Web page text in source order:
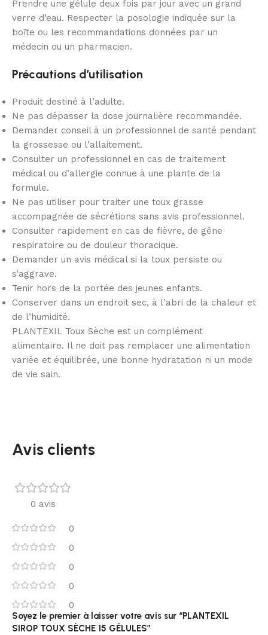
Prendre une gélule deux fois par jour avec un grand
verre d’eau. Respecter la posologie indiquée sur la
boîte ou les recommandations données par un
médecin ou un pharmacien.
Précautions d’utilisation
Produit destiné à l’adulte.
Ne pas dépasser la dose journalière recommandée.
Demander conseil à un professionnel de santé pendant
la grossesse ou l’allaitement.
Consulter un professionnel en cas de traitement
médical ou d’allergie connue à une plante de la
formule.
Ne pas utiliser pour traiter une toux grasse
accompagnée de sécrétions sans avis professionnel.
Consulter rapidement en cas de fièvre, de gêne
respiratoire ou de douleur thoracique.
Demander un avis médical si la toux persiste ou
s’aggrave.
Tenir hors de la portée des jeunes enfants.
Conserver dans un endroit sec, à l’abri de la chaleur et
de l’humidité.
PLANTEXIL Toux Sèche est un complément
alimentaire. Il ne doit pas remplacer une alimentation
variée et équilibrée, une bonne hydratation ni un mode
de vie sain.
Avis clients
0 avis
0
0
0
0
0
Soyez le premier à laisser votre avis sur “PLANTEXIL
SIROP TOUX SÈCHE 15 GÉLULES”